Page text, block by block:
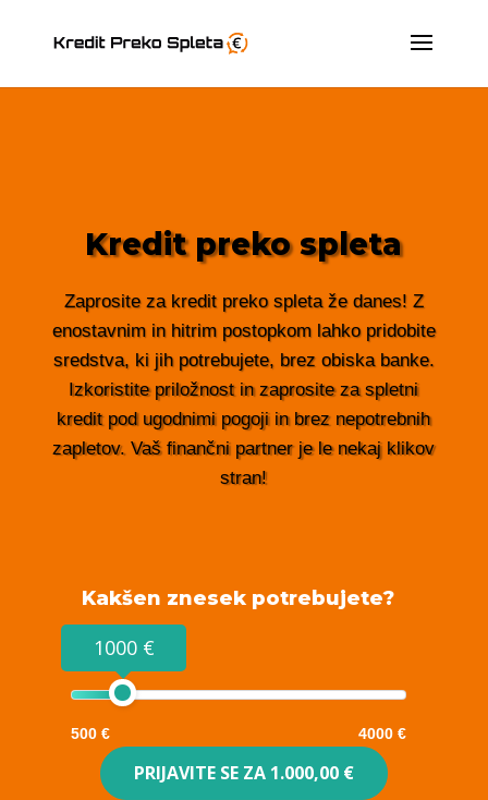
Kredit preko spleta
Zaprosite za kredit preko spleta že danes! Z
enostavnim in hitrim postopkom lahko pridobite
sredstva, ki jih potrebujete, brez obiska banke.
Izkoristite priložnost in zaprosite za spletni
kredit pod ugodnimi pogoji in brez nepotrebnih
zapletov. Vaš finančni partner je le nekaj klikov
stran!
Kakšen znesek potrebujete?
1000 €
500 € 4000 €
PRIJAVITE SE ZA 1.000,00 €